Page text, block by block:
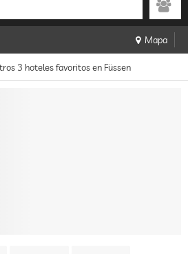
Mapa
3 hoteles favoritos en Füssen